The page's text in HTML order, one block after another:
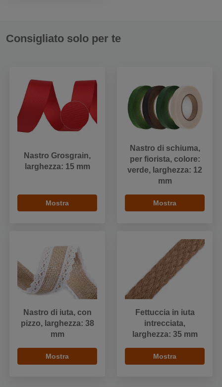
Consigliato solo per te
Nastro Grosgrain,
larghezza: 15 mm
Mostra
Nastro di schiuma,
per fiorista, colore:
verde, larghezza: 12
mm
Mostra
Nastro di iuta, con
pizzo, larghezza: 38
mm
Mostra
Fettuccia in iuta
intrecciata,
larghezza: 35 mm
Mostra